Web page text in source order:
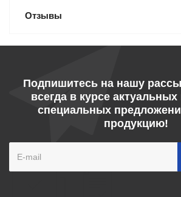
Отзывы
Подпишитесь на нашу
всегда в курсе
специальных
продукцию!